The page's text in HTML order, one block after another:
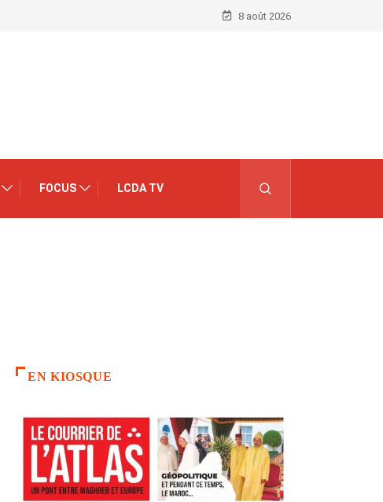
8 août 2026
FOCUS LCDA TV
EN KIOSQUE